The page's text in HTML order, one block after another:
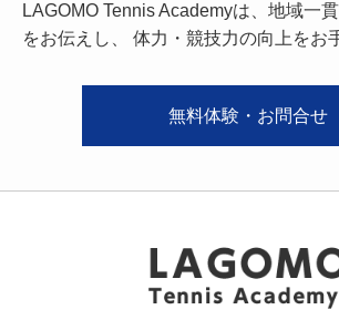
LAGOMO Tennis Academyは、地域一
をお伝えし、
体力・競技力の向上をお
無料体験・お問合せ